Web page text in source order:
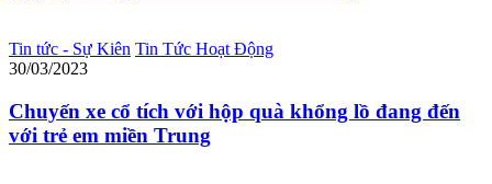
Tin tức - Sự Kiên Tin Tức Hoạt Động
30/03/2023
Chuyến xe cổ tích với hộp quà khổng lồ đang đến
với trẻ em miền Trung